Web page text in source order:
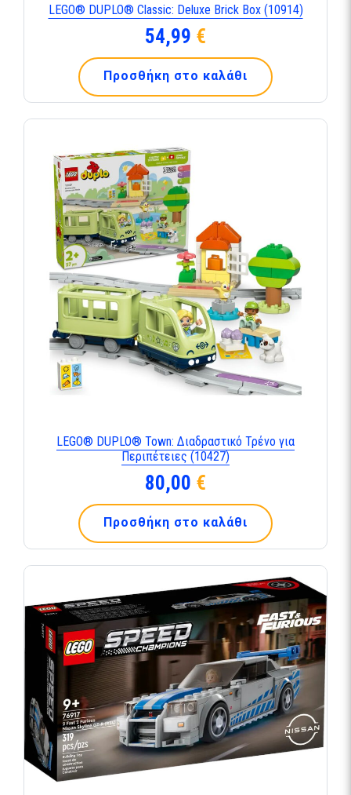
LEGO® DUPLO® Classic: Deluxe Brick Box (10914)
54,99 €
Προσθήκη στο καλάθι
LEGO® DUPLO® Town: Διαδραστικό Τρένο για
Περιπέτειες (10427)
80,00 €
Προσθήκη στο καλάθι